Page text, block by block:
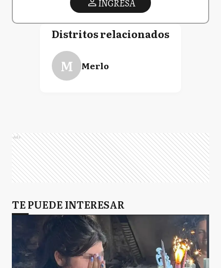
Distritos relacionados
M Merlo
Ads
TE PUEDE INTERESAR